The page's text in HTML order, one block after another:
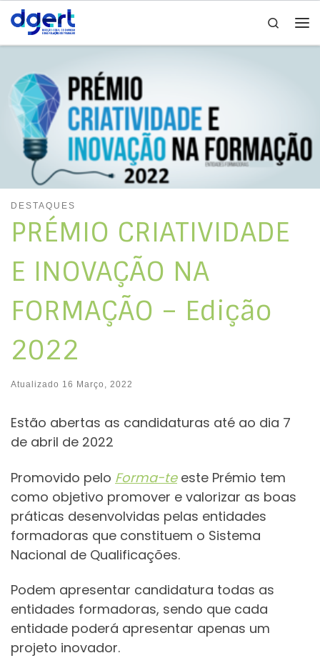
Skip to content
Search
DESTAQUES
PRÉMIO CRIATIVIDADE
E INOVAÇÃO NA
FORMAÇÃO – Edição
2022
Atualizado 16 Março, 2022
Estão abertas as candidaturas até ao dia 7
de abril de 2022
Promovido pelo Forma-teeste Prémio tem
como objetivo promover e valorizar as boas
práticas desenvolvidas pelas entidades
formadoras que constituem o Sistema
Nacional de Qualificações.
Podem apresentar candidatura todas as
entidades formadoras, sendo que cada
entidade poderá apresentar apenas um
projeto inovador.